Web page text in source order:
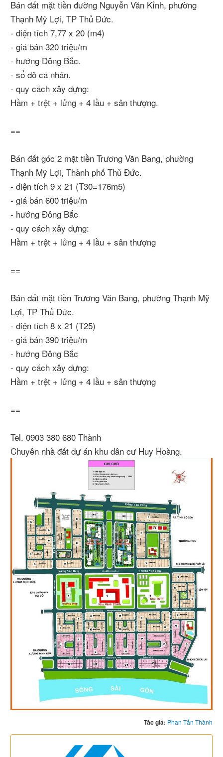
Bán đất mặt tiền đường Nguyễn Văn Kỉnh, phường
Thạnh Mỹ Lợi, TP Thủ Đức.
- diện tích 7,77 x 20 (m4)
- giá bán 320 triệu/m
- hướng Đông Bắc.
- sổ đỏ cá nhân.
- quy cách xây dựng:
Hầm + trệt + lửng + 4 lầu + sân thượng.
==
Bán đất góc 2 mặt tiền Trương Văn Bang, phường
Thạnh Mỹ Lợi, Thành phố Thủ Đức.
- diện tích 9 x 21 (T30=176m5)
- giá bán 600 triệu/m
- hướng Đông Bắc
- quy cách xây dựng:
Hầm + trệt + lửng + 4 lầu + sân thượng
==
Bán đất mặt tiền Trương Văn Bang, phường Thạnh Mỹ
Lợi, TP Thủ Đức.
- diện tích 8 x 21 (T25)
- giá bán 390 triệu/m
- hướng Đông Bắc
- quy cách xây dựng:
Hầm + trệt + lửng + 4 lầu + sân thượng
==
Tel. 0903 380 680 Thành
​​​​​​Chuyên nhà đất dự án khu dân cư Huy Hoàng.
Tác giả: Phan Tấn Thành